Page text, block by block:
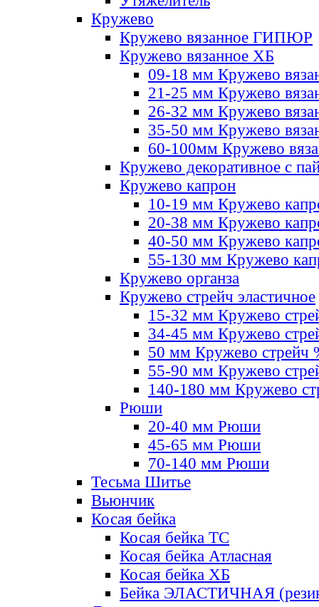
Кружево
Кружево вязанное ГИПЮР
Кружево вязанное ХБ
09-18 мм Кружево
21-25 мм Кружево
26-32 мм Кружево
35-50 мм Кружево
60-100мм Кружево
Кружево декоративное с
Кружево капрон
10-19 мм Кружево
20-38 мм Кружево
40-50 мм Кружево
55-130 мм Кружево
Кружево органза
Кружево стрейч эластичное
15-32 мм Кружево
34-45 мм Кружево
50 мм Кружево стрейч
55-90 мм Кружево
140-180 мм Кружево
Рюши
20-40 мм Рюши
45-65 мм Рюши
70-140 мм Рюши
Тесьма Шитье
Вьюнчик
Косая бейка
Косая бейка ТС
Косая бейка Атласная
Косая бейка ХБ
Бейка ЭЛАСТИЧНАЯ